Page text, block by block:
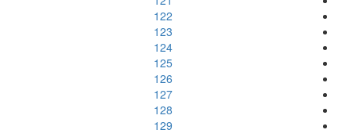
122
123
124
125
126
127
128
129